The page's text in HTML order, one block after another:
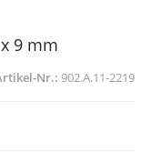
9 mm
Nr.: 902.A.11-2219